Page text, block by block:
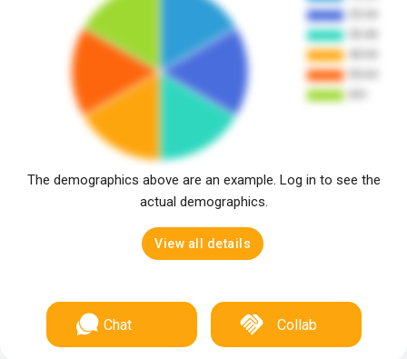
The demographics above are an example. Log in to see the
actual demographics.
View all details
Chat Collab